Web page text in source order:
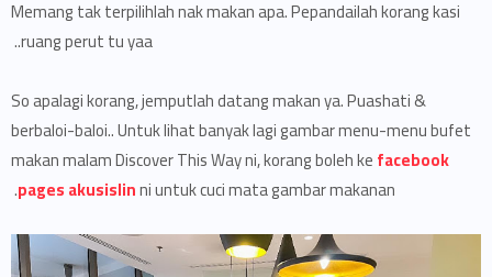
Memang tak terpilihlah nak makan apa. Pepandailah korang kasi
ruang perut tu yaa..
So apalagi korang, jemputlah datang makan ya. Puashati &
berbaloi-baloi.. Untuk lihat banyak lagi gambar menu-menu bufet
makan malam Discover This Way ni, korang boleh kefacebook
pages akusislinni untuk cuci mata gambar makanan.